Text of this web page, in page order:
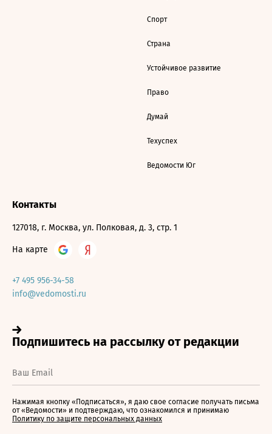
Спорт
Страна
Устойчивое развитие
Право
Думай
Техуспех
Ведомости Юг
Контакты
127018, г. Москва, ул. Полковая, д. 3, стр. 1
На карте
+7 495 956-34-58
info@vedomosti.ru
Нажимая кнопку «Подписаться», я даю свое согласие получать письма
от «Ведомости» и подтверждаю, что ознакомился и принимаю
Политику по защите персональных данных